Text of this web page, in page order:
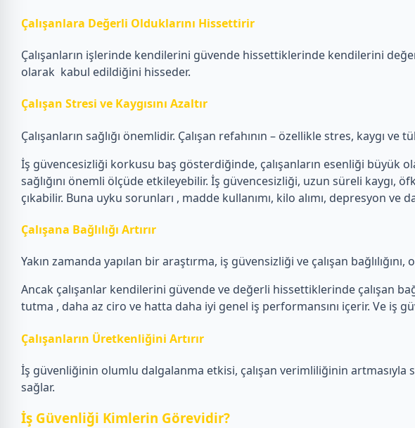
Çalışanlara Değerli Olduklarını Hissettirir
Çalışanların işlerinde kendilerini güvende hissettiklerinde kendilerini
olarak kabul edildiğini hisseder.
Çalışan Stresi ve Kaygısını Azaltır
Çalışanların sağlığı önemlidir. Çalışan refahının – özellikle stres, kaygı
İş güvencesizliği korkusu baş gösterdiğinde, çalışanların esenliği büyük
sağlığını önemli ölçüde etkileyebilir. İş güvencesizliği, uzun süreli
çıkabilir. Buna uyku sorunları , madde kullanımı, kilo alımı, depresyon ve
Çalışana Bağlılığı Artırır
Yakın zamanda yapılan bir araştırma, iş güvensizliği ve çalışan
Ancak çalışanlar kendilerini güvende ve değerli hissettiklerinde çalışan
tutma , daha az ciro ve hatta daha iyi genel iş performansını içerir. Ve iş
Çalışanların Üretkenliğini Artırır
İş güvenliğinin olumlu dalgalanma etkisi, çalışan verimliliğinin artmasıyla
sağlar.
İş Güvenliği Kimlerin Görevidir?